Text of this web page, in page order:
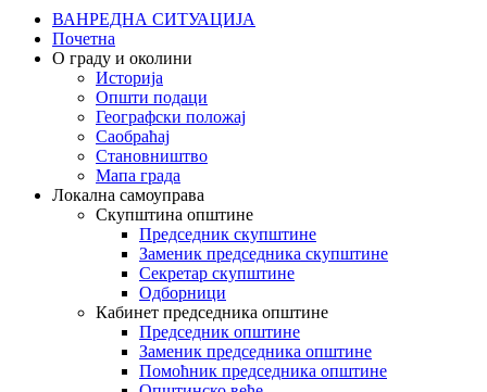
ВАНРЕДНА СИТУАЦИЈА
Почетна
О граду и околини
Историја
Општи подаци
Географски положај
Саобраћај
Становништво
Мапа града
Локална самоуправа
Скупштина општине
Председник скупштине
Заменик председника скупштине
Секретар скупштине
Одборници
Кабинет председника општине
Председник општине
Заменик председника општине
Помоћник председника општине